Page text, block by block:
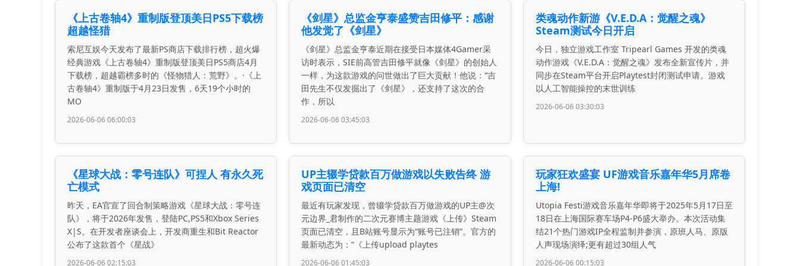
《上古卷轴4》重制版登顶美日PS5下载榜
超越怪猎
索尼互娱今天发布了最新PS商店下载排行榜，超火爆
经典游戏《上古卷轴4》重制版登顶美日PS5商店4月
下载榜，超越霸榜多时的《怪物猎人：荒野》。·《上
古卷轴4》重制版于4月23日发售，6天19个小时的
MO
2026-06-06 06:00:03
《剑星》总监金亨泰盛赞吉田修平：感谢
他发觉了《剑星》
《剑星》总监金亨泰近期在接受日本媒体4Gamer采
访时表示，SIE前高管吉田修平就像《剑星》的创始人
一样，为这款游戏的问世做出了巨大贡献！他说：“吉
田先生不仅发掘出了《剑星》，还支持了这次的合
作，所以
2026-06-06 03:45:03
类魂动作新游《V.E.D.A：觉醒之魂》
Steam测试今日开启
今日，独立游戏工作室 Tripearl Games 开发的类魂
动作游戏《V.E.D.A：觉醒之魂》发布全新宣传片，并
同步在Steam平台开启Playtest封闭测试申请。游戏
以人工智能操控的末世训练
2026-06-06 03:30:03
《星球大战：零号连队》可捏人 有永久死
亡模式
昨天，EA官宣了回合制策略游戏《星球大战：零号连
队》，将于2026年发售，登陆PC,PS5和Xbox Series
X|S。在开发者座谈会上，开发商重生和Bit Reactor
公布了这款首个《星战》
2026-06-06 02:15:03
UP主辍学贷款百万做游戏以失败告终 游
戏页面已清空
最近有玩家发现，曾辍学贷款百万做游戏的UP主@次
元边界_君制作的二次元赛博主题游戏《上传》Steam
页面已清空，且B站账号显示为“账号已注销”。官方的
最新动态为：“《上传upload playtes
2026-06-06 01:45:03
玩家狂欢盛宴 UF游戏音乐嘉年华5月席卷
上海!
Utopia Festi游戏音乐嘉年华即将于2025年5月17日至
18日在上海国际赛车场P4-P6盛大举办。本次活动集
结21个热门游戏IP全程监制并参演，原班人马、原版
人声现场演绎;更有超过30组人气
2026-06-06 00:15:03